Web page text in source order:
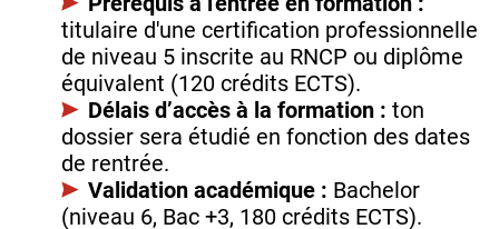
titulaire d'une certification professionnelle
de niveau 5 inscrite au RNCP ou diplôme
équivalent (120 crédits ECTS).
Délais d’accès à la formation : ton
dossier sera étudié en fonction des dates
de rentrée.
Validation académique : Bachelor
(niveau 6, Bac +3, 180 crédits ECTS).